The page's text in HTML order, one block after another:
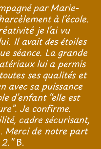
par Marie-
à l’école.
je l’ai vu
Il avait des étoiles
séance. La grande
lui a permis
ses qualités et
avec sa puissance
d’enfant “elle est
Je confirme.
cadre sécurisant,
Merci de notre part
B.